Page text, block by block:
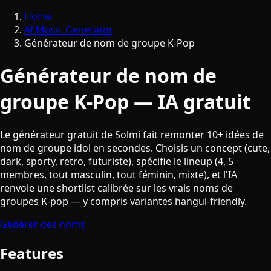
Home
AI Music Generator
Générateur de nom de groupe K-Pop
Générateur de nom de
groupe K-Pop — IA gratuit
Le générateur gratuit de Solmi fait remonter 10+ idées de
nom de groupe idol en secondes. Choisis un concept (cute,
dark, sporty, retro, futuriste), spécifie le lineup (4, 5
membres, tout masculin, tout féminin, mixte), et l'IA
renvoie une shortlist calibrée sur les vrais noms de
groupes K-pop — y compris variantes hangul-friendly.
Générer des noms
Features